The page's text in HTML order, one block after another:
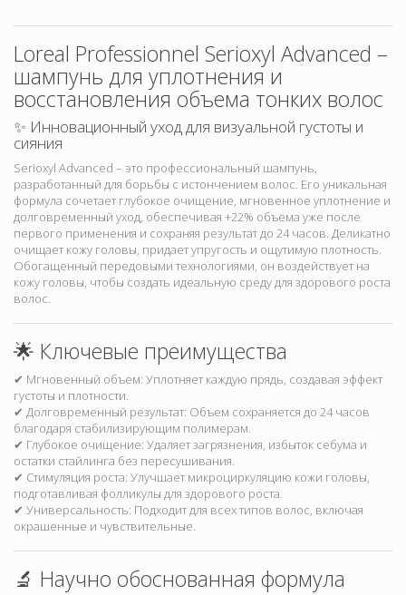
Loreal Professionnel Serioxyl Advanced –
шампунь для уплотнения и
восстановления объема тонких волос
✨ Инновационный уход для визуальной густоты и
сияния
Serioxyl Advanced – это профессиональный шампунь,
разработанный для борьбы с истончением волос. Его уникальная
формула сочетает глубокое очищение, мгновенное уплотнение и
долговременный уход, обеспечивая +22% объема уже после
первого применения и сохраняя результат до 24 часов. Деликатно
очищает кожу головы, придает упругость и ощутимую плотность.
Обогащенный передовыми технологиями, он воздействует на
кожу головы, чтобы создать идеальную среду для здорового роста
волос.
🌟 Ключевые преимущества
✔ Мгновенный объем: Уплотняет каждую прядь, создавая эффект
густоты и плотности.
✔ Долговременный результат: Объем сохраняется до 24 часов
благодаря стабилизирующим полимерам.
✔ Глубокое очищение: Удаляет загрязнения, избыток себума и
остатки стайлинга без пересушивания.
✔ Стимуляция роста: Улучшает микроциркуляцию кожи головы,
подготавливая фолликулы для здорового роста.
✔ Универсальность: Подходит для всех типов волос, включая
окрашенные и чувствительные.
🔬 Научно обоснованная формула